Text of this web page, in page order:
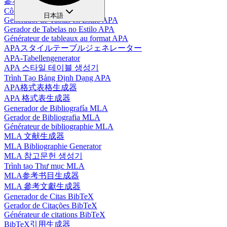
Công cụ tạo danh mục tài liệu
Generador de Tablas en Estilo APA
Gerador de Tabelas no Estilo APA
Générateur de tableaux au format APA
APAスタイルテーブルジェネレーター
APA-Tabellengenerator
APA 스타일 테이블 생성기
Trình Tạo Bảng Định Dạng APA
APA格式表格生成器
APA 格式表生成器
Generador de Bibliografía MLA
Gerador de Bibliografia MLA
Générateur de bibliographie MLA
MLA 文献生成器
MLA Bibliographie Generator
MLA 참고문헌 생성기
Trình tạo Thư mục MLA
MLA参考书目生成器
MLA 參考文獻生成器
Generador de Citas BibTeX
Gerador de Citações BibTeX
Générateur de citations BibTeX
BibTeX引用生成器
日本語